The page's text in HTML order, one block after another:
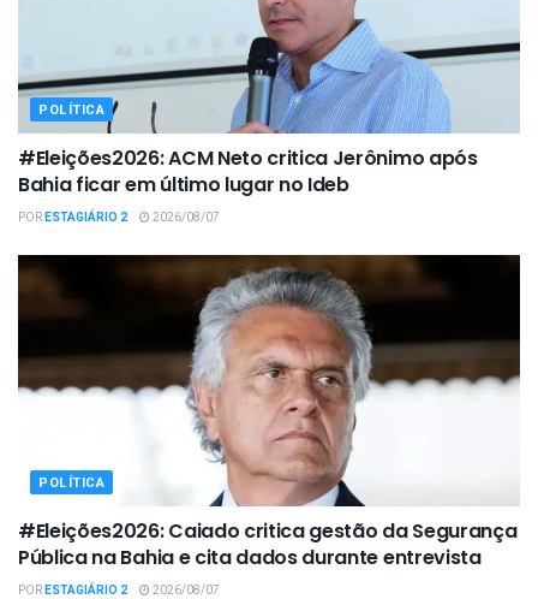
POLÍTICA
#Eleições2026: ACM Neto critica Jerônimo após
Bahia ficar em último lugar no Ideb
PORESTAGIÁRIO 2 2026/08/07
POLÍTICA
#Eleições2026: Caiado critica gestão da Segurança
Pública na Bahia e cita dados durante entrevista
PORESTAGIÁRIO 2 2026/08/07